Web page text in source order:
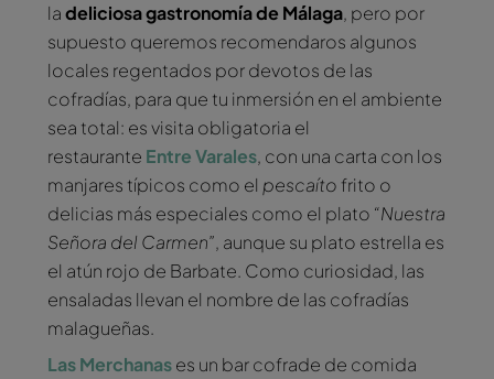
ladeliciosa gastronomía de Málaga, pero por
supuesto queremos recomendaros algunos
locales regentados por devotos de las
cofradías, para que tu inmersión en el ambiente
sea total: es visita obligatoria el
restaurante Entre Varales, con una carta con los
manjares típicos como el pescaítofrito o
delicias más especiales como el plato “Nuestra
Señora del Carmen”, aunque su plato estrella es
el atún rojo de Barbate. Como curiosidad, las
ensaladas llevan el nombre de las cofradías
malagueñas.
Las Merchanases un bar cofrade de comida